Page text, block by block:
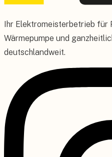
Ihr Elektromeisterbetrieb für
Wärmepumpe und
deutschlandweit.